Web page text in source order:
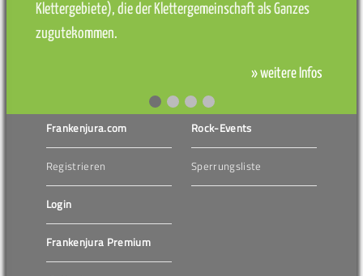
Klettergebiete), die der Klettergemeinschaft als Ganzes
zugutekommen.
» weitere Infos
Frankenjura.com
Registrieren
Login
Frankenjura Premium
Rock-Events
Sperrungsliste